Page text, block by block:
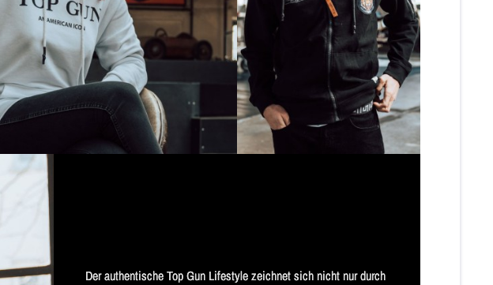
Der authentische Top Gun Lifestyle zeichnet sich nicht nur durch